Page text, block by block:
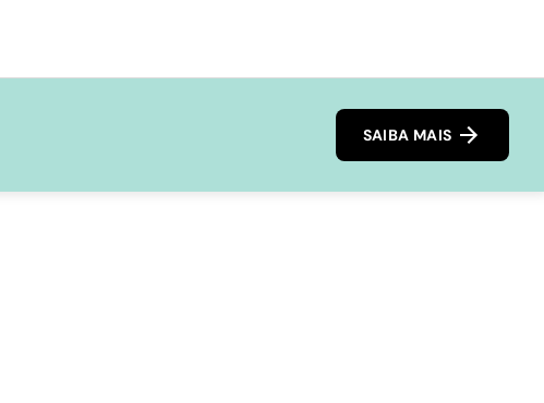
SAIBA MAIS